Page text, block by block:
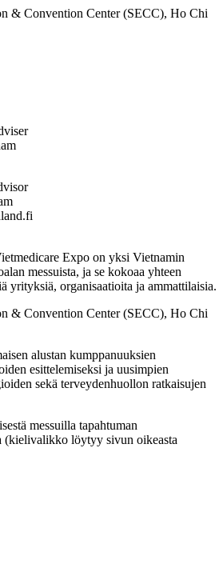
& Convention Center (SECC), Ho Chi
Expo on yksi Vietnamin
messuista, ja se kokoaa yhteen
yrityksiä, organisaatioita ja ammattilaisia.
& Convention Center (SECC), Ho Chi
alustan kumppanuuksien
esittelemiseksi ja uusimpien
sekä terveydenhuollon ratkaisujen
messuilla tapahtuman
(kielivalikko löytyy sivun oikeasta